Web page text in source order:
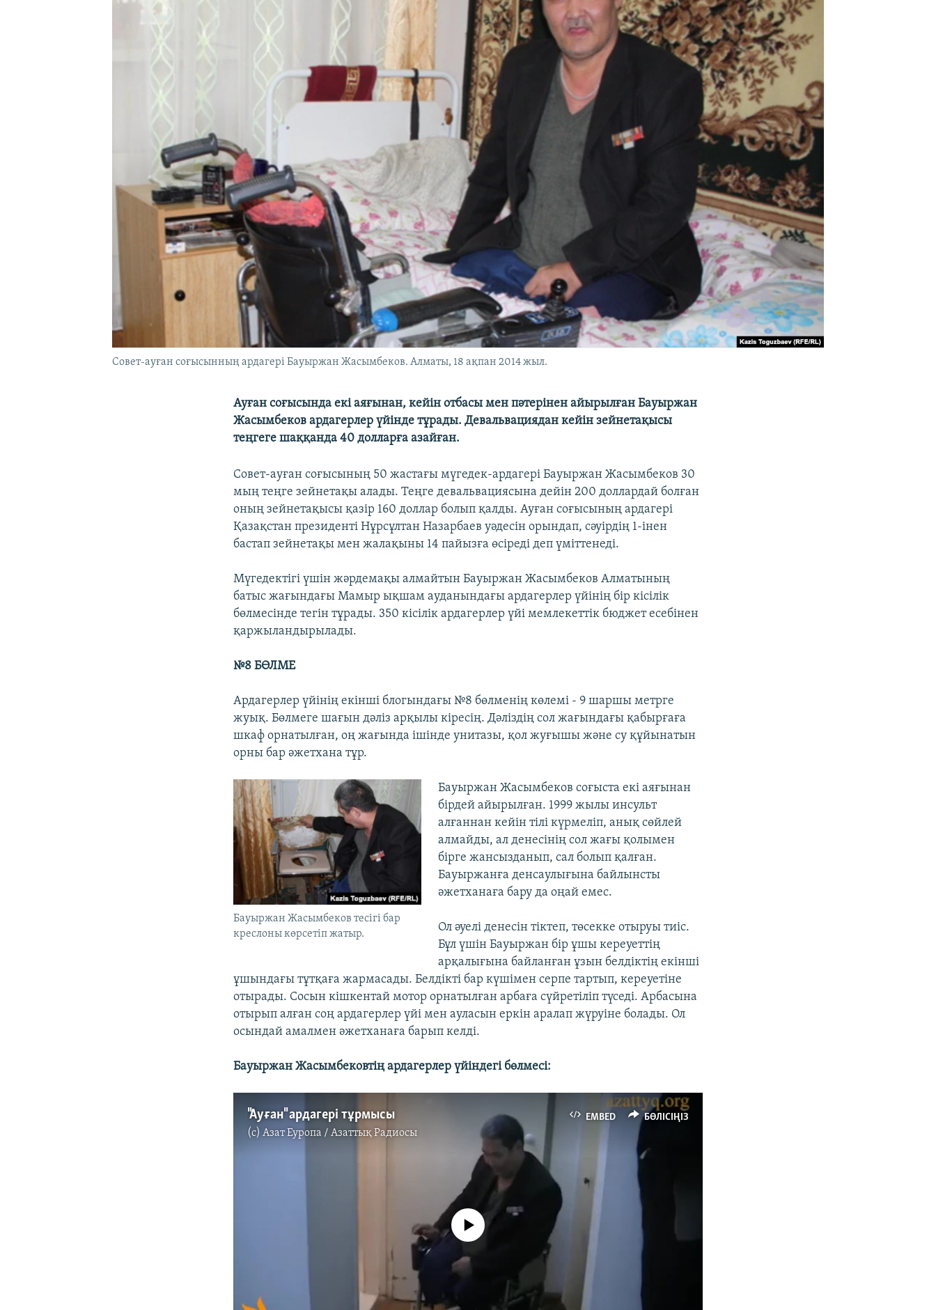
Совет-ауған соғысынның ардагері Бауыржан Жасымбеков. Алматы, 18 ақпан 2014 жыл.
Ауған соғысында екі аяғынан, кейін отбасы мен пәтерінен айырылған Бауыржан
Жасымбеков ардагерлер үйінде тұрады. Девальвациядан кейін зейнетақысы
теңгеге шаққанда 40 долларға азайған.
Совет-ауған соғысының 50 жастағы мүгедек-ардагері Бауыржан Жасымбеков 30
мың теңге зейнетақы алады. Теңге девальвациясына дейін 200 доллардай болған
оның зейнетақысы қазір 160 доллар болып қалды. Ауған соғысының ардагері
Қазақстан президенті Нұрсұлтан Назарбаев уәдесін орындап, сәуірдің 1-інен
бастап зейнетақы мен жалақыны 14 пайызға өсіреді деп үміттенеді.
Мүгедектігі үшін жәрдемақы алмайтын Бауыржан Жасымбеков Алматының
батыс жағындағы Мамыр ықшам ауданындағы ардагерлер үйінің бір кісілік
бөлмесінде тегін тұрады. 350 кісілік ардагерлер үйі мемлекеттік бюджет есебінен
қаржыландырылады.
№8 БӨЛМЕ
Ардагерлер үйінің екінші блогындағы №8 бөлменің көлемі - 9 шаршы метрге
жуық. Бөлмеге шағын дәліз арқылы кіресің. Дәліздің сол жағындағы қабырғаға
шкаф орнатылған, оң жағында ішінде унитазы, қол жуғышы және су құйынатын
орны бар әжетхана тұр.
Бауыржан Жасымбеков тесігі бар
креслоны көрсетіп жатыр.
Бауыржан Жасымбеков соғыста екі аяғынан
бірдей айырылған. 1999 жылы инсульт
алғаннан кейін тілі күрмеліп, анық сөйлей
алмайды, ал денесінің сол жағы қолымен
бірге жансызданып, сал болып қалған.
Бауыржанға денсаулығына байлынсты
әжетханаға бару да оңай емес.
Ол әуелі денесін тіктеп, төсекке отыруы тиіс.
Бұл үшін Бауыржан бір ұшы кереуеттің
арқалығына байланған ұзын белдіктің екінші
ұшындағы тұтқаға жармасады. Белдікті бар күшімен серпе тартып, кереуетіне
отырады. Сосын кішкентай мотор орнатылған арбаға сүйретіліп түседі. Арбасына
отырып алған соң ардагерлер үйі мен ауласын еркін аралап жүруіне болады. Ол
осындай амалмен әжетханаға барып келді.
Бауыржан Жасымбековтің ардагерлер үйіндегі бөлмесі:
EMBED БӨЛІСІҢІЗ
"Ауған" ардагері тұрмысы
(c)Азат Еуропа / Азаттық Радиосы
No media source currently available